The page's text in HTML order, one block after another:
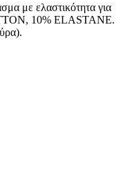
με ελαστικότητα για
10% ELASTANΕ.